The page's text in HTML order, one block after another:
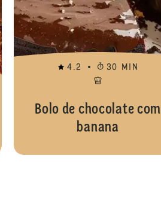
4.2 30 MIN
Bolo de chocolate com
banana